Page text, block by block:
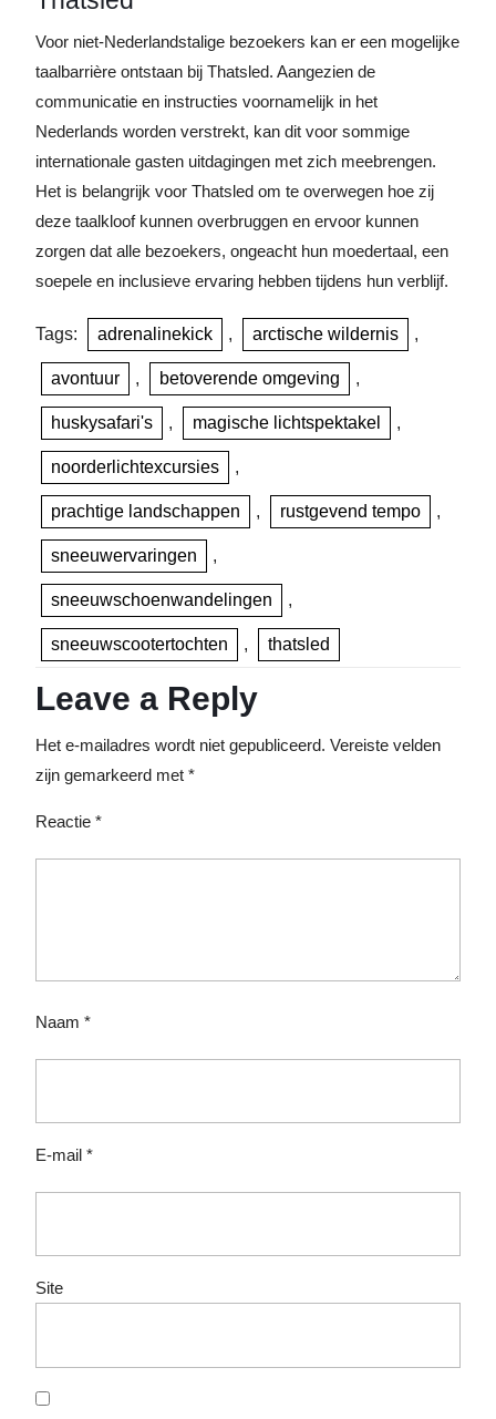
Voor niet-Nederlandstalige bezoekers kan er een mogelijke
taalbarrière ontstaan bij Thatsled. Aangezien de
communicatie en instructies voornamelijk in het
Nederlands worden verstrekt, kan dit voor sommige
internationale gasten uitdagingen met zich meebrengen.
Het is belangrijk voor Thatsled om te overwegen hoe zij
deze taalkloof kunnen overbruggen en ervoor kunnen
zorgen dat alle bezoekers, ongeacht hun moedertaal, een
soepele en inclusieve ervaring hebben tijdens hun verblijf.
Tags: adrenalinekick , arctische wildernis ,
avontuur , betoverende omgeving ,
huskysafari's , magische lichtspektakel ,
noorderlichtexcursies ,
prachtige landschappen , rustgevend tempo ,
sneeuwervaringen ,
sneeuwschoenwandelingen ,
sneeuwscootertochten , thatsled
Leave a Reply
Het e-mailadres wordt niet gepubliceerd. Vereiste velden
zijn gemarkeerd met *
Reactie *
Naam *
E-mail *
Site